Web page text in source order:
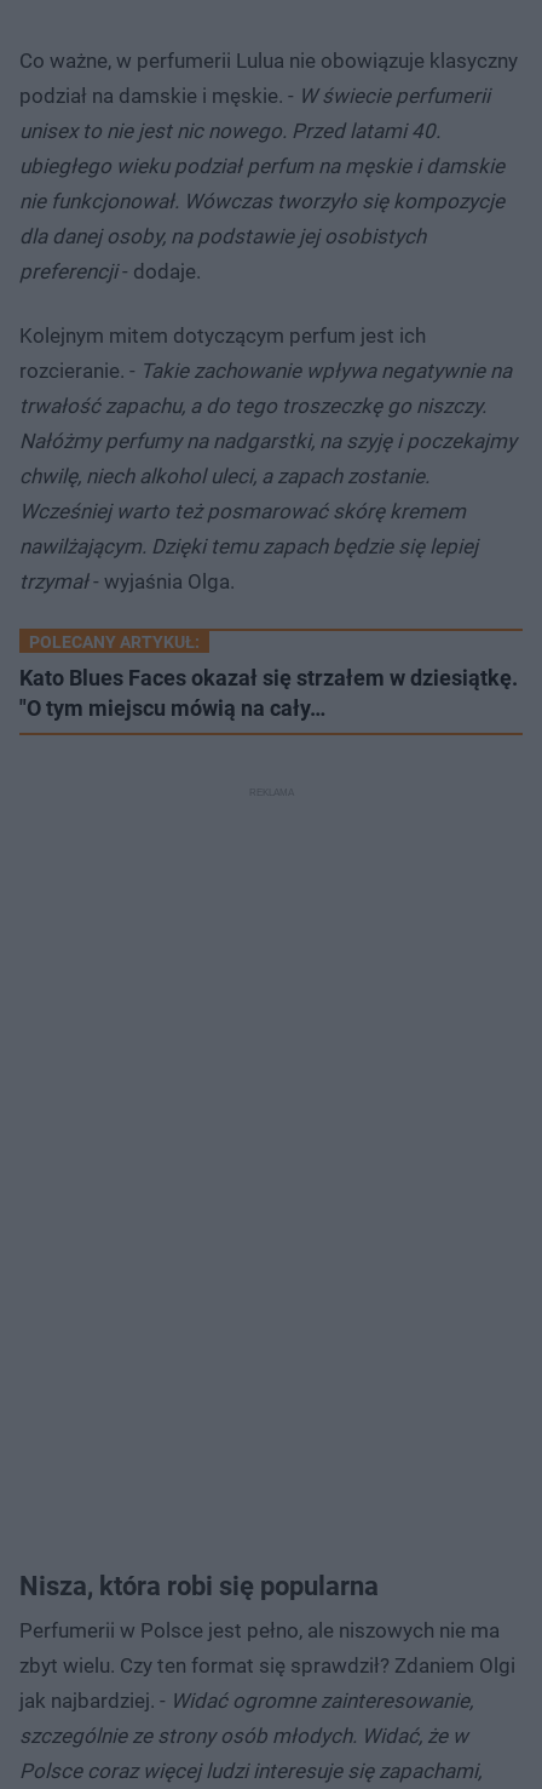
Co ważne, w perfumerii Lulua nie obowiązuje klasyczny
podział na damskie i męskie. - W świecie perfumerii
unisex to nie jest nic nowego. Przed latami 40.
ubiegłego wieku podział perfum na męskie i damskie
nie funkcjonował. Wówczas tworzyło się kompozycje
dla danej osoby, na podstawie jej osobistych
preferencji- dodaje.
Kolejnym mitem dotyczącym perfum jest ich
rozcieranie. - Takie zachowanie wpływa negatywnie na
trwałość zapachu, a do tego troszeczkę go niszczy.
Nałóżmy perfumy na nadgarstki, na szyję i poczekajmy
chwilę, niech alkohol uleci, a zapach zostanie.
Wcześniej warto też posmarować skórę kremem
nawilżającym. Dzięki temu zapach będzie się lepiej
trzymał- wyjaśnia Olga.
POLECANY ARTYKUŁ:
Kato Blues Faces okazał się strzałem w dziesiątkę.
"O tym miejscu mówią na cały…
Nisza, która robi się popularna
Perfumerii w Polsce jest pełno, ale niszowych nie ma
zbyt wielu. Czy ten format się sprawdził? Zdaniem Olgi
jak najbardziej. - Widać ogromne zainteresowanie,
szczególnie ze strony osób młodych. Widać, że w
Polsce coraz więcej ludzi interesuje się zapachami,